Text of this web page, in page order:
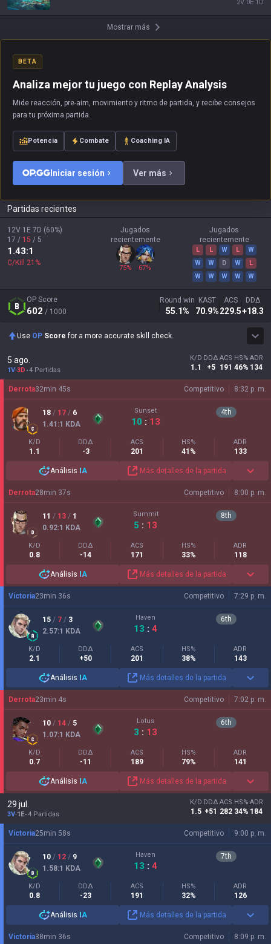
2V 0E 1 D
Mostrar más
BETA
Analiza mejor tu juego con Replay Analysis
Mide reacción, pre-aim, movimiento y ritmo de partida, y recibe consejos
para tu próxima partida.
Potencia Combate Coaching IA
Iniciar sesión Ver más
Partidas recientes
12V 1E 7D (60%)
17 / 15 / 5
1.43:1
C/Kill 21 %
Jugados
recientemente
75% 67%
Jugados
recientemente
L L W L
W
W
W D W
L
W
W W W W
OP Score
602 / 1000
Round win
55.1%
KAST
70.9%
ACS
229.5
DDΔ
+18.3
Use OP Score for a more accurate skill check.
5 ago.
1V-3D 4 Partidas
K/D
1.1
DDΔ
+5
ACS
191
HS%
46%
ADR
134
Competitivo 8:32 p. m.
Derrota32min 45s
18 / 17 / 6
1.41 :1 KDA
Sunset
10 : 13
4th
K/D
1.1
DDΔ
-3
ACS
201
HS%
41%
ADR
133
Análisis IA Más detalles de la partida
Competitivo 8:00 p. m.
Derrota28min 37s
11 / 13 / 1
0.92:1 KDA
Summit
5 : 13
8th
K/D
0.8
DDΔ
-14
ACS
171
HS%
33%
ADR
118
Análisis IA Más detalles de la partida
Competitivo 7:29 p. m.
Victoria23min 36s
15 / 7 / 3
2.57:1 KDA
Haven
13 : 4
6th
K/D
2.1
DDΔ
+50
ACS
201
HS%
38%
ADR
143
Análisis IA Más detalles de la partida
Competitivo 7:02 p. m.
Derrota23min 4s
10 / 14 / 5
1.07:1 KDA
Lotus
3 : 13
6th
K/D
0.7
DDΔ
-11
ACS
189
HS%
79%
ADR
141
Análisis IA Más detalles de la partida
29 jul.
3V-1E 4 Partidas
K/D
1.5
DDΔ
+51
ACS
282
HS%
34%
ADR
184
Competitivo 9:00 p. m.
Victoria25min 58s
10 / 12 / 9
1.58:1 KDA
Haven
13 : 4
7th
K/D
0.8
DDΔ
-23
ACS
191
HS%
32%
ADR
126
Análisis IA Más detalles de la partida
Competitivo 8:09 p. m.
Victoria38min 36s